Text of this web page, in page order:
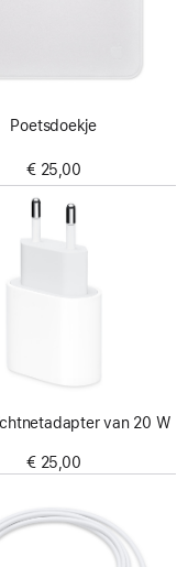
Poetsdoekje
€ 25,00
van 20 W
€ 25,00